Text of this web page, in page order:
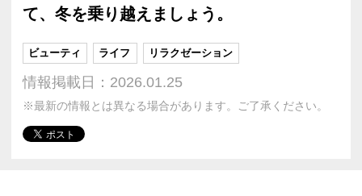
て、冬を乗り越えましょう。
ビューティ ライフ リラクゼーション
情報掲載日：2026.01.25
※最新の情報とは異なる場合があります。ご了承ください。